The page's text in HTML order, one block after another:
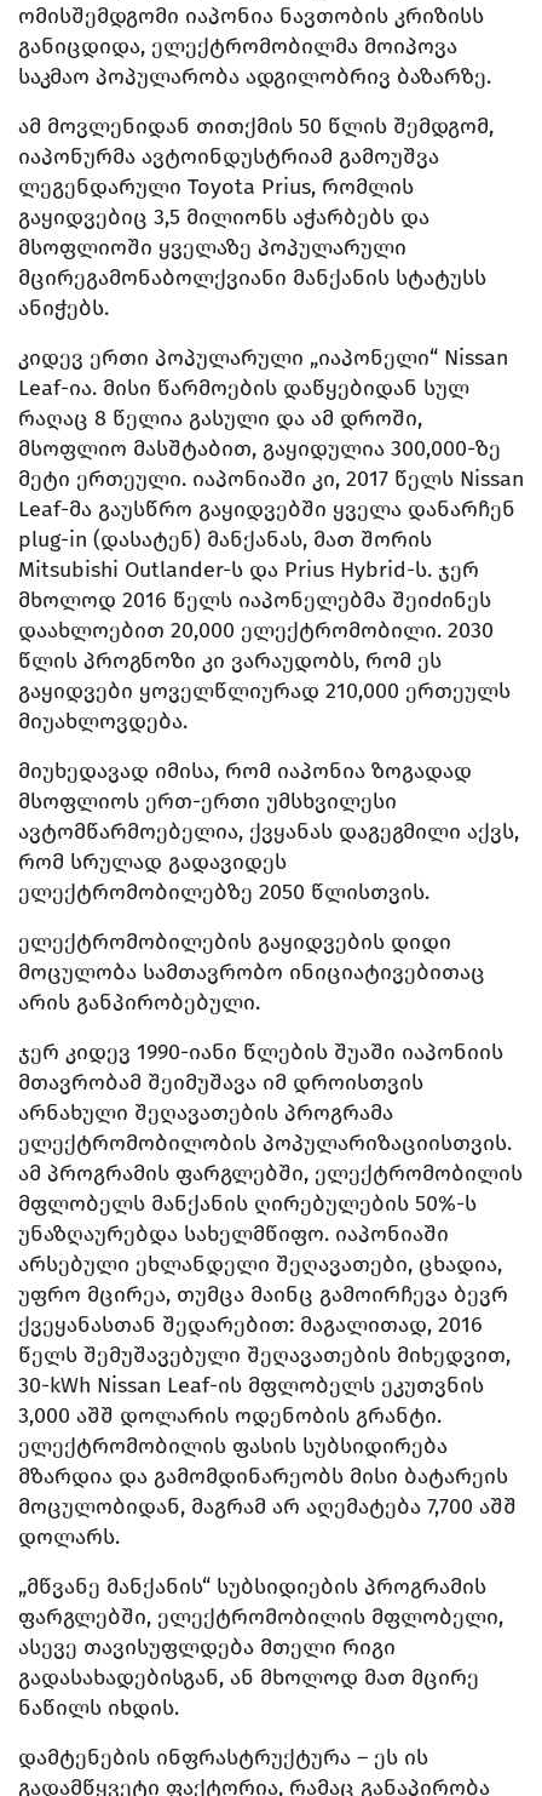
ომისშემდგომი იაპონია ნავთობის კრიზისს
განიცდიდა, ელექტრომობილმა მოიპოვა
საკმაო პოპულარობა ადგილობრივ ბაზარზე.
ამ მოვლენიდან თითქმის 50 წლის შემდგომ,
იაპონურმა ავტოინდუსტრიამ გამოუშვა
ლეგენდარული Toyota Prius, რომლის
გაყიდვებიც 3,5 მილიონს აჭარბებს და
მსოფლიოში ყველაზე პოპულარული
მცირეგამონაბოლქვიანი მანქანის სტატუსს
ანიჭებს.
კიდევ ერთი პოპულარული „იაპონელი“ Nissan
Leaf-ია. მისი წარმოების დაწყებიდან სულ
რაღაც 8 წელია გასული და ამ დროში,
მსოფლიო მასშტაბით, გაყიდულია 300,000-ზე
მეტი ერთეული. იაპონიაში კი, 2017 წელს Nissan
Leaf-მა გაუსწრო გაყიდვებში ყველა დანარჩენ
plug-in (დასატენ) მანქანას, მათ შორის
Mitsubishi Outlander-ს და Prius Hybrid-ს. ჯერ
მხოლოდ 2016 წელს იაპონელებმა შეიძინეს
დაახლოებით 20,000 ელექტრომობილი. 2030
წლის პროგნოზი კი ვარაუდობს, რომ ეს
გაყიდვები ყოველწლიურად 210,000 ერთეულს
მიუახლოვდება.
მიუხედავად იმისა, რომ იაპონია ზოგადად
მსოფლიოს ერთ-ერთი უმსხვილესი
ავტომწარმოებელია, ქვყანას დაგეგმილი აქვს,
რომ სრულად გადავიდეს
ელექტრომობილებზე 2050 წლისთვის.
ელექტრომობილების გაყიდვების დიდი
მოცულობა სამთავრობო ინიციატივებითაც
არის განპირობებული.
ჯერ კიდევ 1990-იანი წლების შუაში იაპონიის
მთავრობამ შეიმუშავა იმ დროისთვის
არნახული შეღავათების პროგრამა
ელექტრომობილობის პოპულარიზაციისთვის.
ამ პროგრამის ფარგლებში, ელექტრომობილის
მფლობელს მანქანის ღირებულების 50%-ს
უნაზღაურებდა სახელმწიფო. იაპონიაში
არსებული ეხლანდელი შეღავათები, ცხადია,
უფრო მცირეა, თუმცა მაინც გამოირჩევა ბევრ
ქვეყანასთან შედარებით: მაგალითად, 2016
წელს შემუშავებული შეღავათების მიხედვით,
30-kWh Nissan Leaf-ის მფლობელს ეკუთვნის
3,000 აშშ დოლარის ოდენობის გრანტი.
ელექტრომობილის ფასის სუბსიდირება
მზარდია და გამომდინარეობს მისი ბატარეის
მოცულობიდან, მაგრამ არ აღემატება 7,700 აშშ
დოლარს.
„მწვანე მანქანის“ სუბსიდიების პროგრამის
ფარგლებში, ელექტრომობილის მფლობელი,
ასევე თავისუფლდება მთელი რიგი
გადასახადებისგან, ან მხოლოდ მათ მცირე
ნაწილს იხდის.
დამტენების ინფრასტრუქტურა – ეს ის
გადამწყვეტი ფაქტორია, რამაც განაპირობა